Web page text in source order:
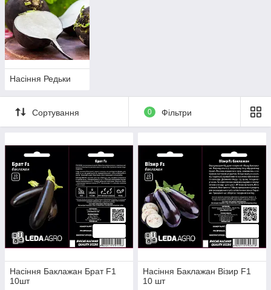
Насіння Редьки
Сортування 0 Фільтри
Насіння Баклажан Брат F1
10шт
Насіння Баклажан Візир F1
10 шт